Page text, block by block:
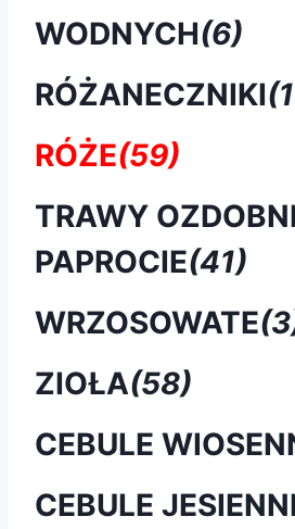
WODNYCH(6)
RÓŻANECZNIKI
RÓŻE(59)
TRAWY
PAPROCIE(41)
WRZOSOWATE
ZIOŁA(58)
CEBULE
CEBULE